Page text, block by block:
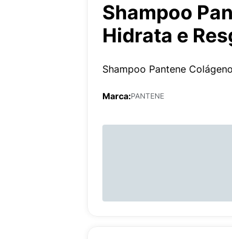
Shampoo
Hidrata e
Shampoo Pantene
Marca:PANTENE